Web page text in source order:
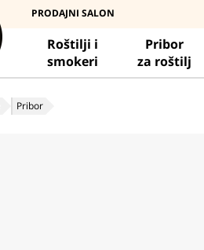
PRODAJNI SALON
Roštilji i
smokeri
Pribor
za roštilj
Pribor